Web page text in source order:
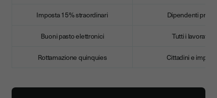
Imposta 15% straordinari Dipendenti
Buoni pasto elettronici Tutti i lavoratori
Rottamazione quinquies Cittadini e